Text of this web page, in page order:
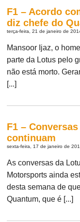
F1 – Acordo
diz chefe do
terça-feira, 21 de janeiro de
Mansoor Ijaz, o
parte da Lotus pelo
não está morto.
[...]
F1 –
continuam
sexta-feira, 17 de janeiro de
As conversas da
Motorsports ainda
desta semana de
Quantum, que é [...]